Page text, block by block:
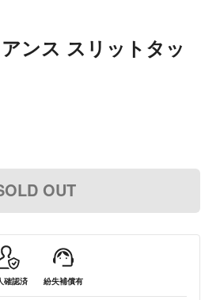
ンス スリットタッ
OUT
確認済 紛失補償有